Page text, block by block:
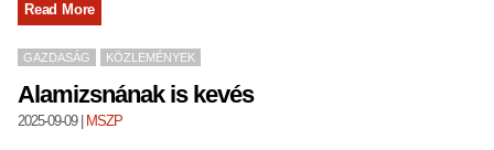
Read More
GAZDASÁG KÖZLEMÉNYEK
Alamizsnának is kevés
2025-09-09| MSZP